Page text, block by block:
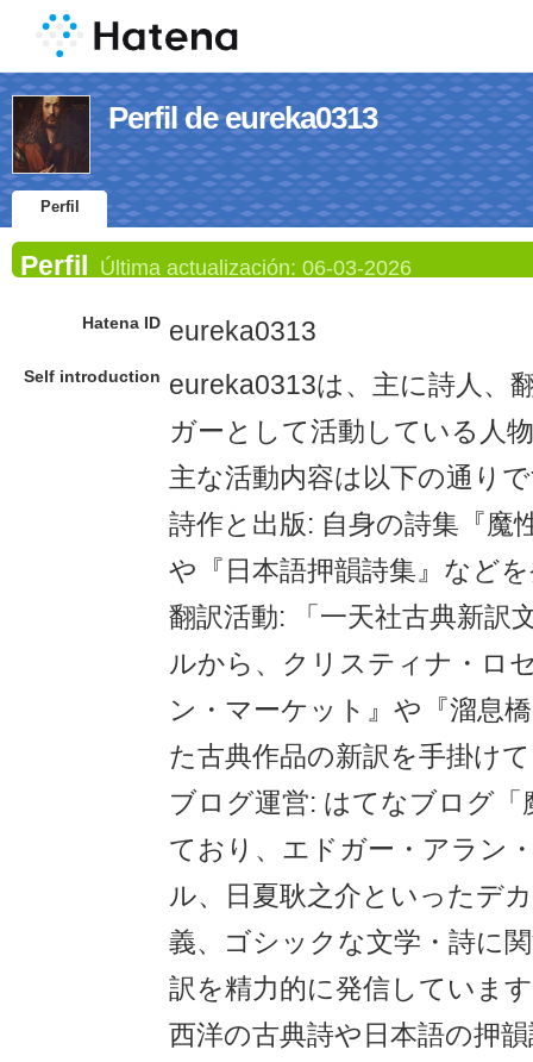
Perfil de eureka0313
Perfil
Perfil Última actualización: 06-03-2026
Hatena ID eureka0313
Self introduction eureka0313は、主に詩人、
ガーとして活動している人
主な活動内容は以下の通り
詩作と出版: 自身の詩集『魔
や『日本語押韻詩集』など
翻訳活動: 「一天社古典新訳
ルから、クリスティナ・ロ
ン・マーケット』や『溜息
た古典作品の新訳を手掛け
ブログ運営: はてなブログ「
ており、エドガー・アラン
ル、日夏耿之介といったデ
義、ゴシックな文学・詩に
訳を精力的に発信していま
西洋の古典詩や日本語の押